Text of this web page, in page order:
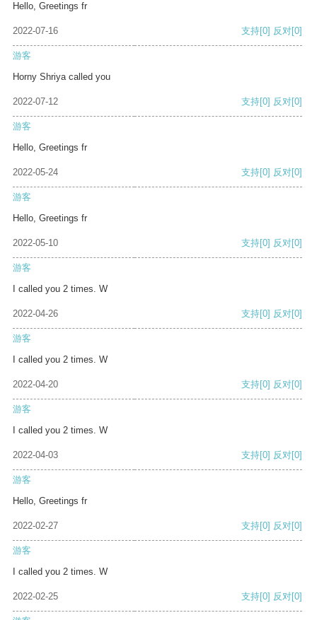
Hello, Greetings fr
2022-07-16 支持[0] 反对[0]
游客
Horny Shriya called you
2022-07-12 支持[0] 反对[0]
游客
Hello, Greetings fr
2022-05-24 支持[0] 反对[0]
游客
Hello, Greetings fr
2022-05-10 支持[0] 反对[0]
游客
I called you 2 times. W
2022-04-26 支持[0] 反对[0]
游客
I called you 2 times. W
2022-04-20 支持[0] 反对[0]
游客
I called you 2 times. W
2022-04-03 支持[0] 反对[0]
游客
Hello, Greetings fr
2022-02-27 支持[0] 反对[0]
游客
I called you 2 times. W
2022-02-25 支持[0] 反对[0]